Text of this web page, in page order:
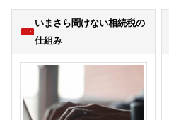
いまさら聞けない相続税の
仕組み